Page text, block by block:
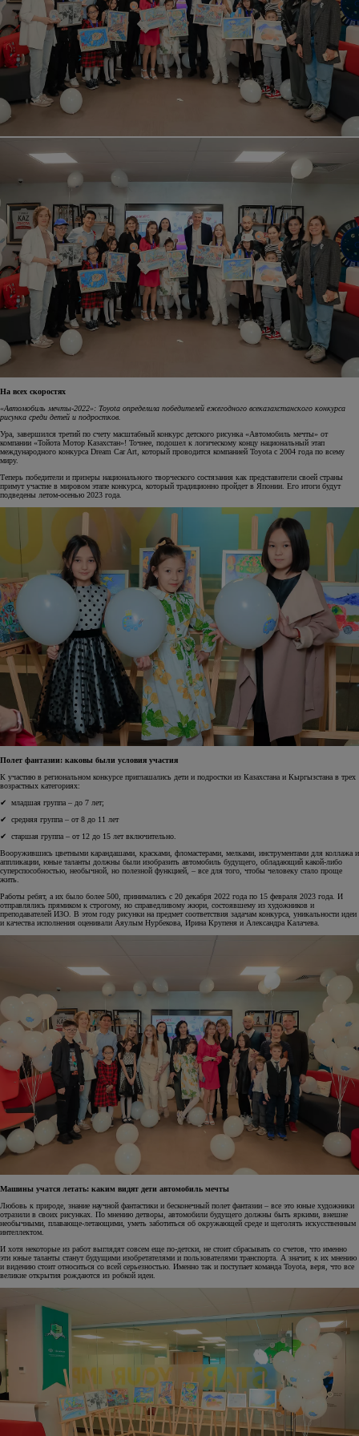
На всех скоростях
«Автомобиль мечты-2022»: Toyota определила победителей ежегодного всеказахстанского конкурса
рисунка среди детей и подростков.
Ура, завершился третий по счету масштабный конкурс детского рисунка «Автомобиль мечты» от
компании «Тойота Мотор Казахстан»! Точнее, подошел к логическому концу национальный этап
международного конкурса Dream Car Art, который проводится компанией Toyota с 2004 года по всему
миру.
Теперь победители и призеры национального творческого состязания как представители своей страны
примут участие в мировом этапе конкурса, который традиционно пройдет в Японии. Его итоги будут
подведены летом-осенью 2023 года.
Полет фантазии: каковы были условия участия
К участию в региональном конкурсе приглашались дети и подростки из Казахстана и Кыргызстана в трех
возрастных категориях:
✔ младшая группа – до 7 лет;
✔ средняя группа – от 8 до 11 лет
✔ старшая группа – от 12 до 15 лет включительно.
Вооружившись цветными карандашами, красками, фломастерами, мелками, инструментами для коллажа и
аппликации, юные таланты должны были изобразить автомобиль будущего, обладающий какой-либо
суперспособностью, необычной, но полезной функцией, – все для того, чтобы человеку стало проще
жить.
Работы ребят, а их было более 500, принимались с 20 декабря 2022 года по 15 февраля 2023 года. И
отправлялись прямиком к строгому, но справедливому жюри, состоявшему из художников и
преподавателей ИЗО. В этом году рисунки на предмет соответствия задачам конкурса, уникальности идеи
и качества исполнения оценивали Аяулым Нурбекова, Ирина Крупеня и Александра Калачева.
Машины учатся летать: каким видят дети автомобиль мечты
Любовь к природе, знание научной фантастики и бесконечный полет фантазии – все это юные художники
отразили в своих рисунках. По мнению детворы, автомобили будущего должны быть яркими, внешне
необычными, плавающе-летающими, уметь заботиться об окружающей среде и щеголять искусственным
интеллектом.
И хотя некоторые из работ выглядят совсем еще по-детски, не стоит сбрасывать со счетов, что именно
эти юные таланты станут будущими изобретателями и пользователями транспорта. А значит, к их мнению
и видению стоит относиться со всей серьезностью. Именно так и поступает команда Toyota, веря, что все
великие открытия рождаются из робкой идеи.